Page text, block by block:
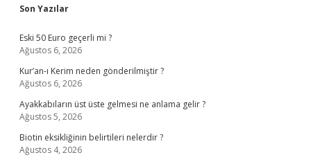
Sidebar
Son Yazılar
Eski 50 Euro geçerli mi ?
Ağustos 6, 2026
Kur’an-ı Kerim neden gönderilmiştir ?
Ağustos 6, 2026
Ayakkabıların üst üste gelmesi ne anlama gelir ?
Ağustos 5, 2026
Biotin eksikliğinin belirtileri nelerdir ?
Ağustos 4, 2026